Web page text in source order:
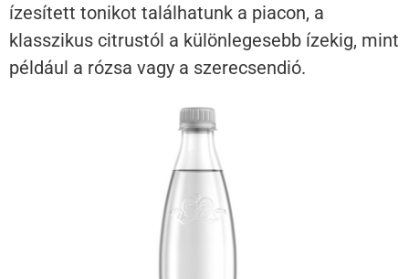
ízesített tonikot találhatunk a piacon, a
klasszikus citrustól a különlegesebb ízekig, mint
például a rózsa vagy a szerecsendió.